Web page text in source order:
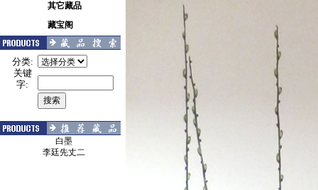
其它藏品
藏宝阁
分类:
关键
字:
白墨
李廷先丈二